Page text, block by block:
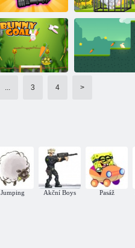
Přestaň plakat, maminka
Bunny Hero:
Survival
Pohádky o zajíci
v pasti
... 3 4 >
Jumping Akční Boys Pasáž